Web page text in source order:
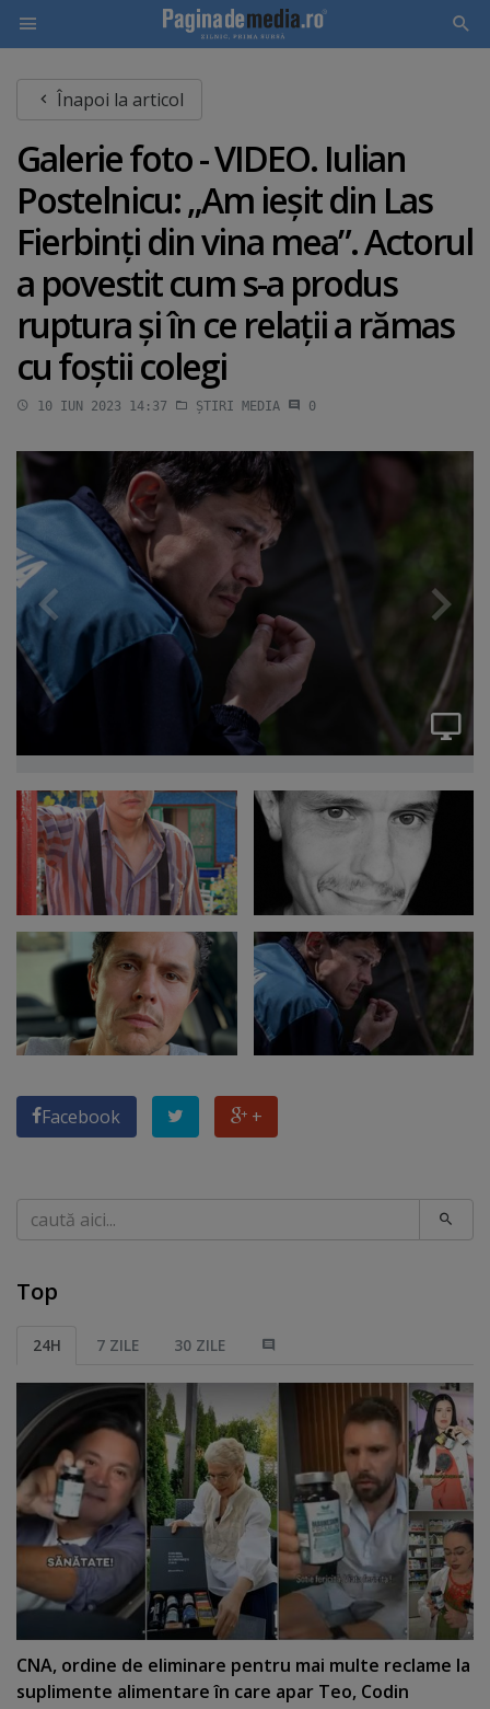
main
content
Înapoi la articol
Galerie foto - VIDEO. Iulian
Postelnicu: „Am ieşit din Las
Fierbinţi din vina mea”. Actorul
a povestit cum s-a produs
ruptura şi în ce relaţii a rămas
cu foştii colegi
10 IUN 2023 14:37 ȘTIRI MEDIA 0
Facebook +
Caută
Top
24H 7 ZILE 30 ZILE
CNA, ordine de eliminare pentru mai multe reclame la
suplimente alimentare în care apar Teo, Codin